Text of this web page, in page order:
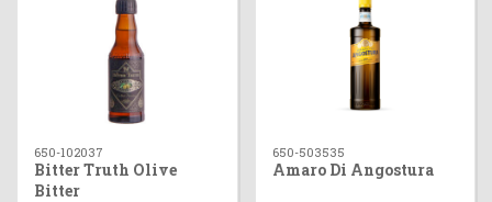
650-102037
Bitter Truth Olive
Bitter
650-503535
Amaro Di Angostura